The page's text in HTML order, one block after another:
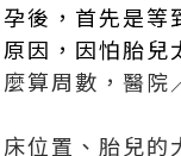
後，首先是
因，因怕胎兒
算周數，醫
位置、胎兒